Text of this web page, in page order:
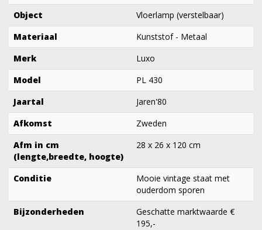
Object
Vloerlamp (verstelbaar)
Materiaal
Kunststof - Metaal
Merk
Luxo
Model
PL 430
Jaartal
Jaren'80
Afkomst
Zweden
Afm in cm
(lengte,breedte, hoogte)
28 x 26 x 120 cm
Conditie
Mooie vintage staat met
ouderdom sporen
Bijzonderheden
Geschatte marktwaarde €
195,-